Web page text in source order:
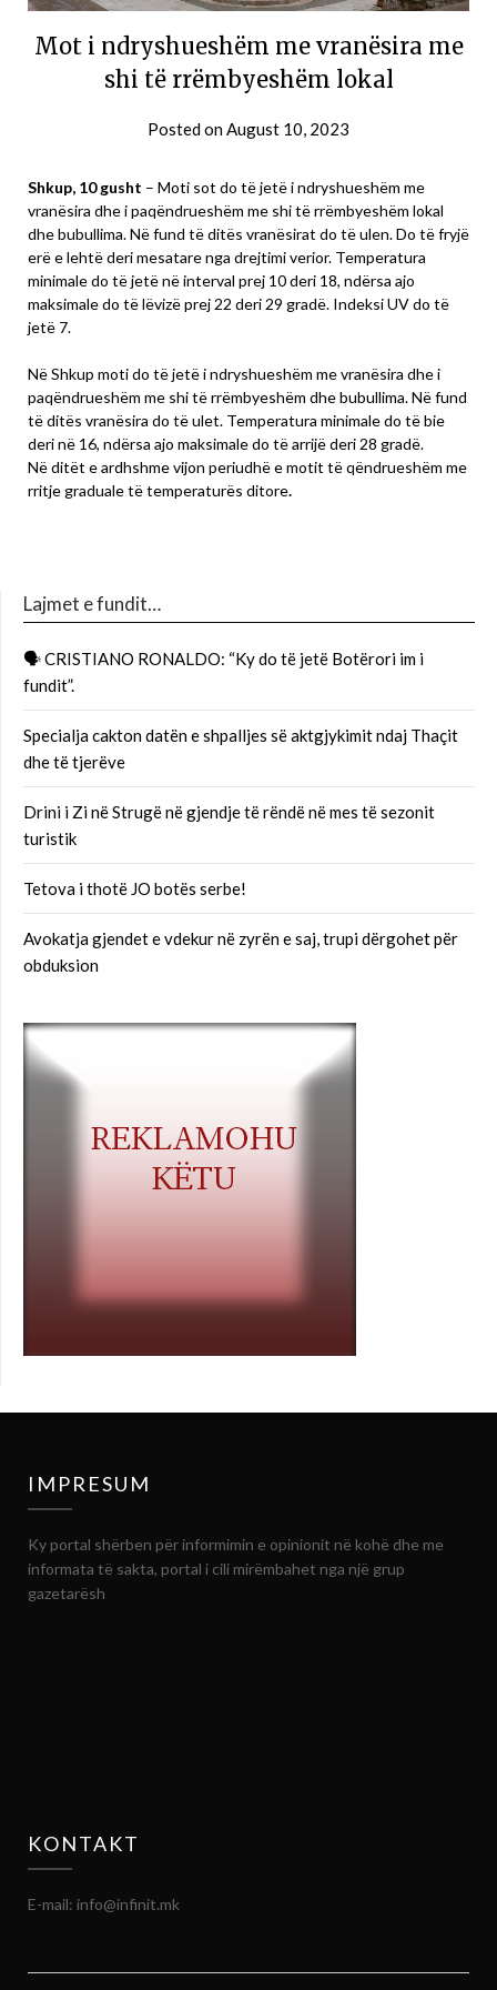
Mot i ndryshueshëm me vranësira me
shi të rrëmbyeshëm lokal
Posted onAugust 10, 2023
Shkup, 10 gusht – Moti sot do të jetë i ndryshueshëm me
vranësira dhe i paqëndrueshëm me shi të rrëmbyeshëm lokal
dhe bubullima. Në fund të ditës vranësirat do të ulen. Do të fryjë
erë e lehtë deri mesatare nga drejtimi verior. Temperatura
minimale do të jetë në interval prej 10 deri 18, ndërsa ajo
maksimale do të lëvizë prej 22 deri 29 gradë. Indeksi UV do të
jetë 7.
Në Shkup moti do të jetë i ndryshueshëm me vranësira dhe i
paqëndrueshëm me shi të rrëmbyeshëm dhe bubullima. Në fund
të ditës vranësira do të ulet. Temperatura minimale do të bie
deri në 16, ndërsa ajo maksimale do të arrijë deri 28 gradë.
Në ditët e ardhshme vijon periudhë e motit të qëndrueshëm me
rritje graduale të temperaturës ditore.
Lajmet e fundit…
🗣 CRISTIANO RONALDO: “Ky do të jetë Botërori im i
fundit”.
Specialja cakton datën e shpalljes së aktgjykimit ndaj Thaçit
dhe të tjerëve
Drini i Zi në Strugë në gjendje të rëndë në mes të sezonit
turistik
Tetova i thotë JO botës serbe!
Avokatja gjendet e vdekur në zyrën e saj, trupi dërgohet për
obduksion
IMPRESUM
Ky portal shërben për informimin e opinionit në kohë dhe me
informata të sakta, portal i cili mirëmbahet nga një grup
gazetarësh
KONTAKT
E-mail: info@infinit.mk